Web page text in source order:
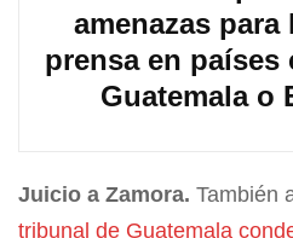
amenazas
prensa en países
Guatemala o
Juicio a Zamora. También
tribunal de Guatemala